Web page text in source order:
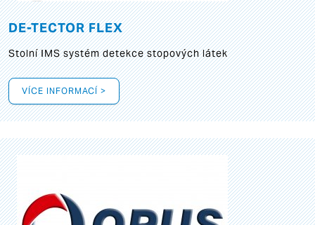
DE-TECTOR FLEX
Stolní IMS systém detekce stopových látek
VÍCE INFORMACÍ >